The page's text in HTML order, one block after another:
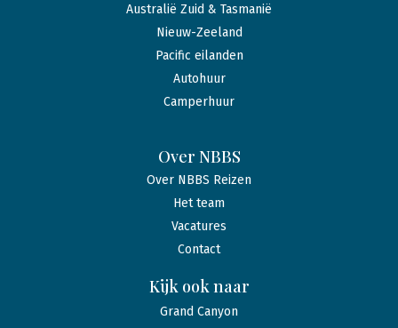
Australië Zuid & Tasmanië
Nieuw-Zeeland
Pacific eilanden
Autohuur
Camperhuur
Over NBBS
Over NBBS Reizen
Het team
Vacatures
Contact
Kijk ook naar
Grand Canyon